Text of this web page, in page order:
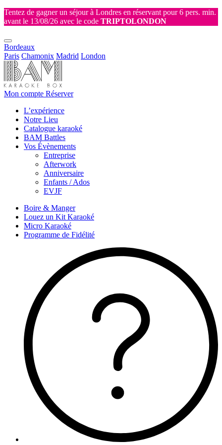
Tentez de gagner un séjour à Londres en réservant pour 6 pers. min.
avant le 13/08/26 avec le code TRIPTOLONDON
Bordeaux
Paris Chamonix Madrid London
Mon compte Réserver
L’expérience
Notre Lieu
Catalogue karaoké
BAM Battles
Vos Évènements
Entreprise
Afterwork
Anniversaire
Enfants / Ados
EVJF
Boire & Manger
Louez un Kit Karaoké
Micro Karaoké
Programme de Fidélité